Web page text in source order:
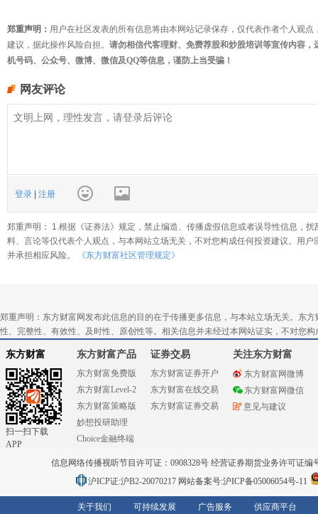
郑重声明： 用户在社区发表的所有信息将由本网站记录保存，仅代表作者个人观
建议，据此操作风险自担。 请勿相信代客理财、免费荐股和炒股培训等宣传内容
机号码、公众号、微博、微信及QQ等信息，谨防上当受骗！
网友评论
登录 注册
郑重声明： 1.根据《证券法》规定，禁止编造、传播虚假信息或者误导性信息，
料、言论等仅代表个人观点，与本网站立场无关，不对您构成任何投资建议。用
并承担相应风险。
《东方财富社区管理规定》
郑重声明：东方财富网发布此信息的目的在于传播更多信息，与本站立场无关。东
性、完整性、有效性、及时性、原创性等。相关信息并未经过本网站证实，不对您
东方财富
扫一扫下载
APP
东方财富产品
东方财富免费版
东方财富Level-2
东方财富策略版
妙想投研助理
Choice金融终端
证券交易
东方财富证券开户
东方财富在线交易
东方财富证券交易
关注东方财富
东方财富网微博
东方财富网微信
意见与建议
信息网络传播视听节目许可证：0908328号 经营证券期货业务许可证编
沪ICP证:沪B2-20070217 网站备案号:沪ICP备05006054号-11
关于我们 可持续发展 广告服务 供应商平台